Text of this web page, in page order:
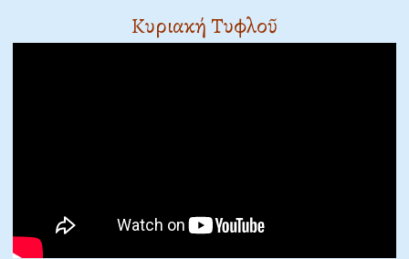
Κυριακή Τυφλοῦ